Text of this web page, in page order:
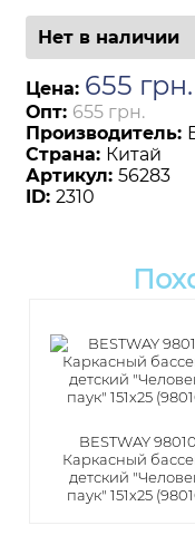
Нет в наличии
Цена: 655 грн.
Опт: 655 грн.
Производитель:
Страна: Китай
Артикул: 56283
ID: 2310
BESTWAY 98010
Каркасный
детский
паук" 151х25